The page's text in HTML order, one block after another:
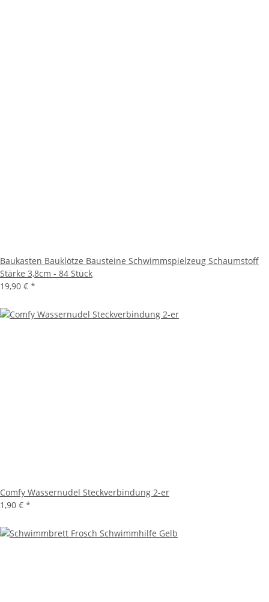
Baukasten Bauklötze Bausteine Schwimmspielzeug Schaumstoff
Stärke 3,8cm - 84 Stück
19,90 € *
Comfy Wassernudel Steckverbindung 2-er
1,90 € *